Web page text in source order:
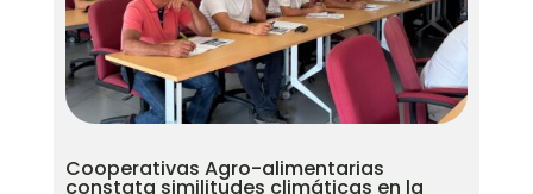
Cooperativas Agro-alimentarias
constata similitudes climáticas en la